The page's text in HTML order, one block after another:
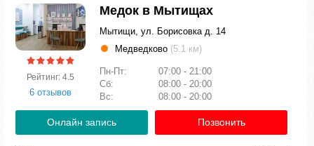
Рейтинг: 4.5
6 отзывов
Медок в Мытищах
Мытищи, ул. Борисовка д. 14
Медведково (5.1 км)
Пн-Пт:
07:00 - 21:00
Сб:
08:00 - 20:00
Вс:
08:00 - 20:00
Онлайн запись Позвонить